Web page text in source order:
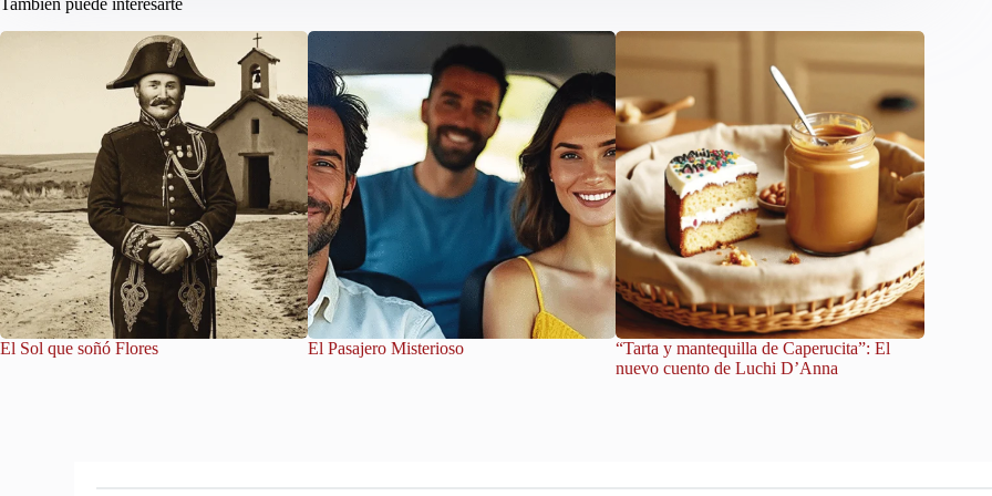
También puede interesarte
El Sol que soñó Flores El Pasajero Misterioso
“Tarta y mantequilla de Caperucita”: El
nuevo cuento de Luchi D’Anna